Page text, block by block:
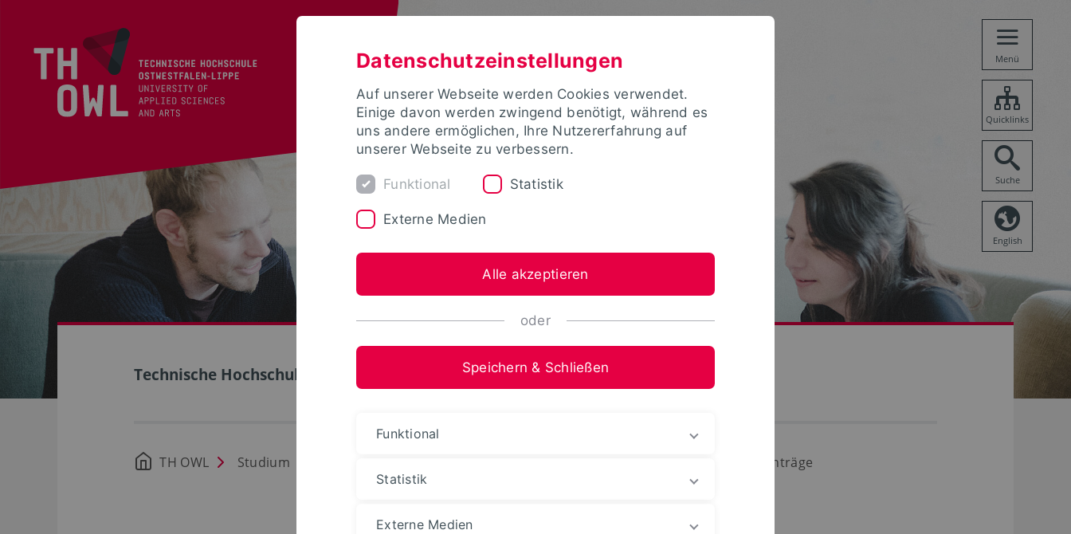
Menü
Quicklinks
Suche
English
Technische Hochschule Ostwestfalen-Lippe
TH OWL Studium Sonderanträge
Datenschutzeinstellungen
Auf unserer Webseite werden Cookies verwendet.
Einige davon werden zwingend benötigt, während es
uns andere ermöglichen, Ihre Nutzererfahrung auf
unserer Webseite zu verbessern.
Funktional Statistik
Externe Medien
Alle akzeptieren
oder
Speichern & Schließen
Funktional
Statistik
Externe Medien